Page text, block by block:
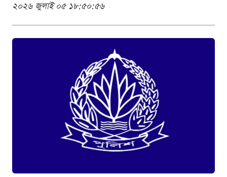
২০২৬ জুলাই ০৫ ১৮:৫০:৫৬